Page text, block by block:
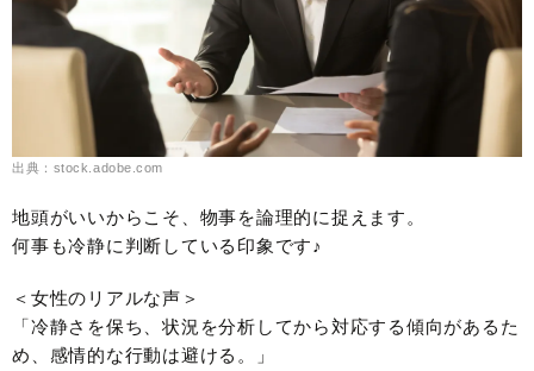
出典：stock.adobe.com
地頭がいいからこそ、物事を論理的に捉えます。
何事も冷静に判断している印象です♪
＜女性のリアルな声＞
「冷静さを保ち、状況を分析してから対応する傾向があるた
め、感情的な行動は避ける。」